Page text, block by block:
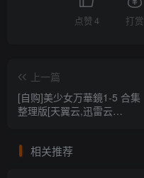
点赞4 打赏
上一篇
[自购]美少女万華鏡1-5 合集
整理版[天翼云,迅雷云
相关推荐